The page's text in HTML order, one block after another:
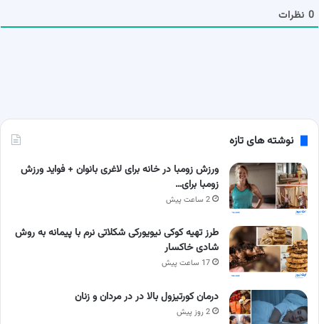
0 نظرات
نوشته های تازه
ورزش زومبا در خانه برای لاغری بانوان + فواید ورزش
زومبا برای…
2 ساعت پیش
طرز تهیه کوکی نیویورکی شکلاتی نرم با پیمانه به روش
شادی خاکسار
17 ساعت پیش
درمان کورتیزول بالا در در مردان و زنان
2 روز پیش